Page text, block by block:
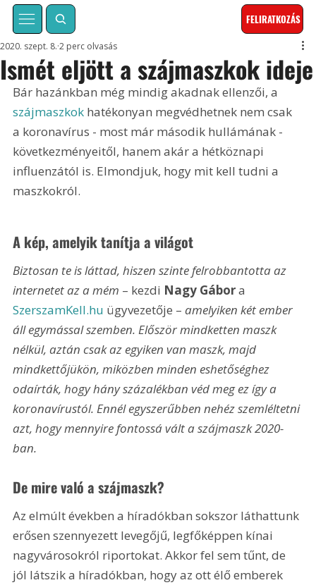
FELIRATKOZÁS
Ismét eljött a szájmaszkok ideje
2020. szept. 8. 2 perc olvasás
Bár hazánkban még mindig akadnak ellenzői, a
szájmaszkok hatékonyan megvédhetnek nem csak
a koronavírus - most már második hullámának -
következményeitől, hanem akár a hétköznapi
influenzától is. Elmondjuk, hogy mit kell tudni a
maszkokról.
A kép, amelyik tanítja a világot
Biztosan te is láttad, hiszen szinte felrobbantotta az
internetet az a mém – kezdi Nagy Gábor a
SzerszamKell.hu ügyvezetője – amelyiken két ember
áll egymással szemben. Először mindketten maszk
nélkül, aztán csak az egyiken van maszk, majd
mindkettőjükön, miközben minden eshetőséghez
odaírták, hogy hány százalékban véd meg ez így a
koronavírustól. Ennél egyszerűbben nehéz szemléltetni
azt, hogy mennyire fontossá vált a szájmaszk 2020-
ban.
De mire való a szájmaszk?
Az elmúlt években a híradókban sokszor láthattunk
erősen szennyezett levegőjű, legfőképpen kínai
nagyvárosokról riportokat. Akkor fel sem tűnt, de
jól látszik a híradókban, hogy az ott élő emberek